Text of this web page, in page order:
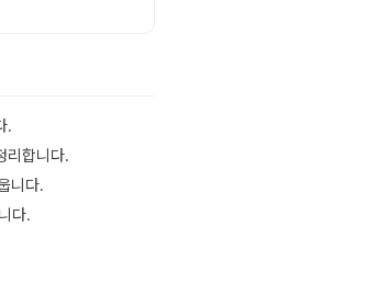
.
리합니다.
니다.
다.